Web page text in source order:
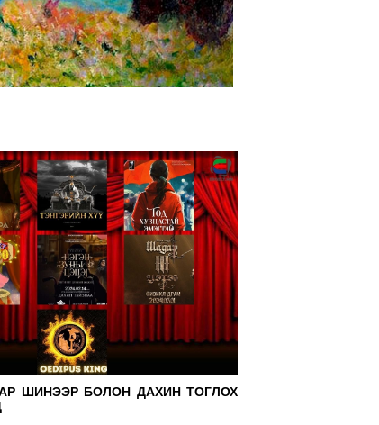
1-ний өдрөөс нэмэхээр боллоо
ЭВЛЭЛҮҮДИЙН ЭРХ ЗҮЙН
САЙЖРУУЛАХАД ЗАСГИЙН ГАЗАР
ШИНЭЭР БОЛОН ДАХИН ТОГЛОХ